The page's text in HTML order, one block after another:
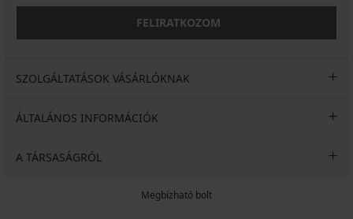
FELIRATKOZOM
SZOLGÁLTATÁSOK VÁSÁRLÓKNAK
ÁLTALÁNOS INFORMÁCIÓK
A TÁRSASÁGRÓL
Megbízható bolt